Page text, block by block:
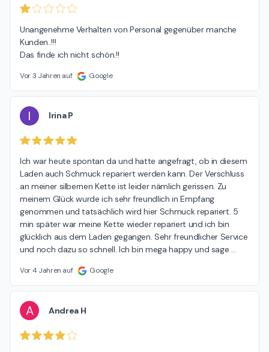
Unangenehme Verhalten von Personal gegenüber manche
Kunden..!!!
Das finde ich nicht schön.!!
Vor 3 Jahren auf Google
I Irina P
Ich war heute spontan da und hatte angefragt, ob in diesem
Laden auch Schmuck repariert werden kann. Der Verschluss
an meiner silbernen Kette ist leider nämlich gerissen. Zu
meinem Glück wurde ich sehr freundlich in Empfang
genommen und tatsächlich wird hier Schmuck repariert. 5
min später war meine Kette wieder repariert und ich bin
glücklich aus dem Laden gegangen. Sehr freundlicher Service
und noch dazu so schnell. Ich bin mega happy und sage …
Vor 4 Jahren auf Google
A Andrea H